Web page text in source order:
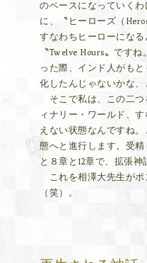
のベースになっていく
に、〝ヒーローズ（
すなわちヒーローにな
〝Twelve Hours〟です
った際、インド人がも
化したんじゃないかな、
そこで私は、この二つ
ィナリー・ワールド、
えない状態なんですね
態へと進行します。受
と８章と12章で、拡張
これを相澤大先生がポ
（笑）。